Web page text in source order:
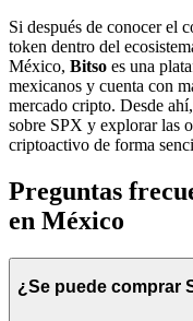
Si después de conocer el
token dentro del
México, Bitso es una
mexicanos y cuenta con
mercado cripto. Desde
sobre SPX y explorar las
criptoactivo de forma
Preguntas
en México
¿Se puede comprar